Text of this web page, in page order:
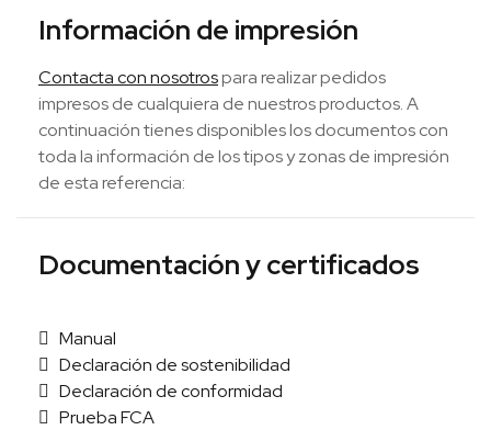
Información de impresión
Contacta con nosotrospara realizar pedidos
impresos de cualquiera de nuestros productos. A
continuación tienes disponibles los documentos con
toda la información de los tipos y zonas de impresión
de esta referencia:
Documentación y certificados
Manual
Declaración de sostenibilidad
Declaración de conformidad
Prueba FCA